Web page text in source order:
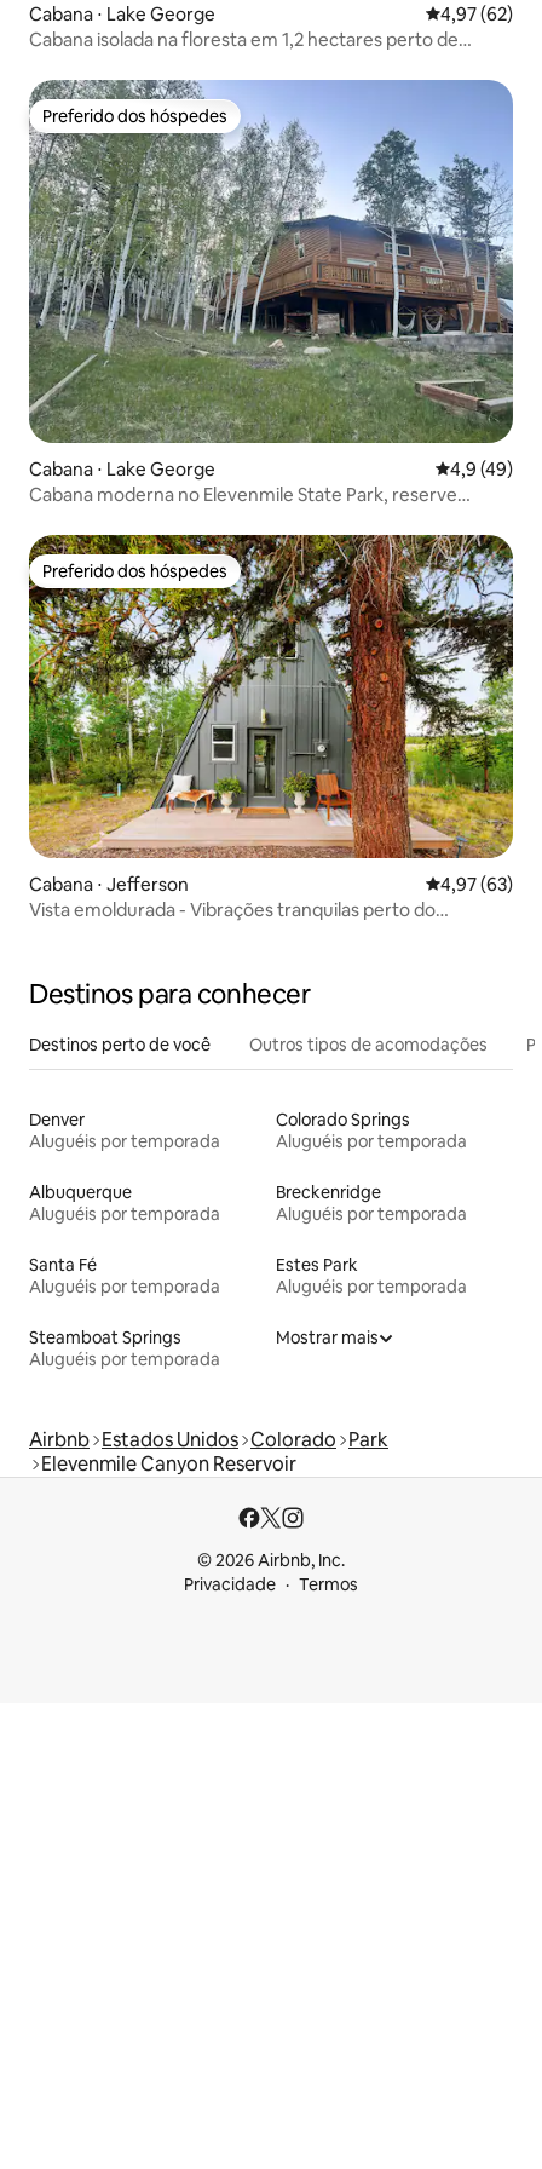
Cabana ⋅ Lake George 4,97 de uma
4,97 (62)
Cabana isolada na floresta em 1,2 hectares perto de
Preferido dos hóspedes
Preferido dos hóspedes
Cabana ⋅ Lake George 4,9 de uma
4,9 (49)
Cabana moderna no Elevenmile State Park, reserve
Preferido dos hóspedes
Preferido dos hóspedes
Cabana ⋅ Jefferson 4,97 de uma
4,97 (63)
Vista emoldurada - Vibrações tranquilas perto do
Destinos para conhecer
Destinos perto de você Outros tipos de acomodações
Denver
Aluguéis por temporada
Colorado Springs
Aluguéis por temporada
Albuquerque
Aluguéis por temporada
Breckenridge
Aluguéis por temporada
Santa Fé
Aluguéis por temporada
Estes Park
Aluguéis por temporada
Steamboat Springs
Aluguéis por temporada
Mostrar mais
Airbnb Estados Unidos Colorado Park
Elevenmile Canyon Reservoir
© 2026 Airbnb, Inc.
Privacidade
Termos